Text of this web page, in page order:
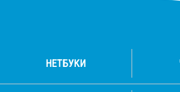
НЕТБУКИ